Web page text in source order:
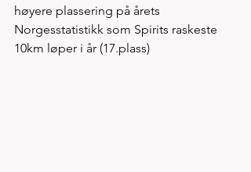
høyere plassering på årets
Norgesstatistikk som Spirits raskeste
10km løper i år (17.plass)